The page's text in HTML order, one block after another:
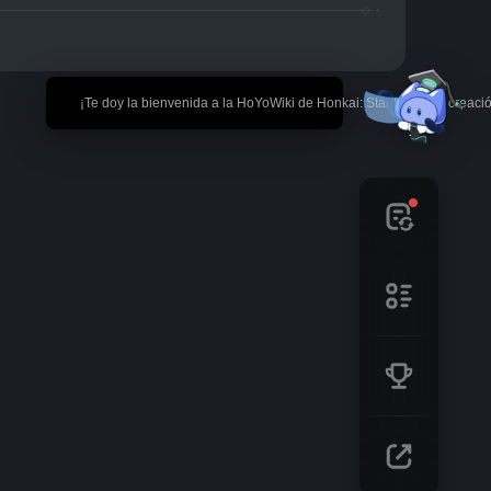
🎉 ¡Te doy la bienvenida a la HoYoWiki de Honkai: Star Rail! *La